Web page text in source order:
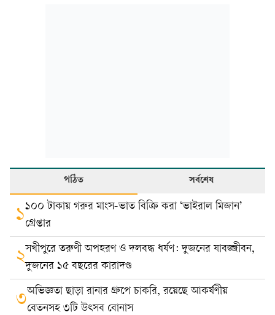
পঠিত সর্বশেষ
১১০০ টাকায় গরুর মাংস-ভাত বিক্রি করা ‘ভাইরাল মিজান’
গ্রেপ্তার
২সখীপুরে তরুণী অপহরণ ও দলবদ্ধ ধর্ষণ: দুজনের যাবজ্জীবন,
দুজনের ১৫ বছরের কারাদণ্ড
৩অভিজ্ঞতা ছাড়া রানার গ্রুপে চাকরি, রয়েছে আকর্ষণীয়
বেতনসহ ৩টি উৎসব বোনাস